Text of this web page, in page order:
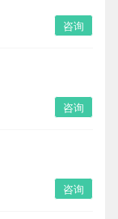
咨询
咨询
咨询